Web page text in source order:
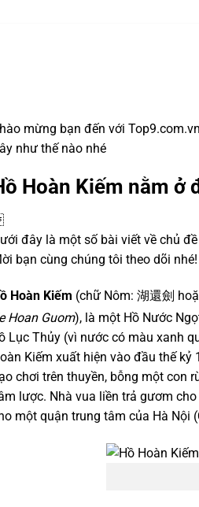
mừng bạn đến với
như thế nào nhé
Hoàn Kiếm nằm ở
đây là một số bài viết về chủ
bạn cùng chúng tôi theo dõi nhé!
Hoàn Kiếm (chữ Nôm: 湖還劍
Hoan Guom), là một Hồ Nước
Lục Thủy (vì nước có màu xanh
Kiếm xuất hiện vào đầu thế
chơi trên thuyền, bỗng một con
lược. Nhà vua liền trả gươm
một quận trung tâm của Hà Nội